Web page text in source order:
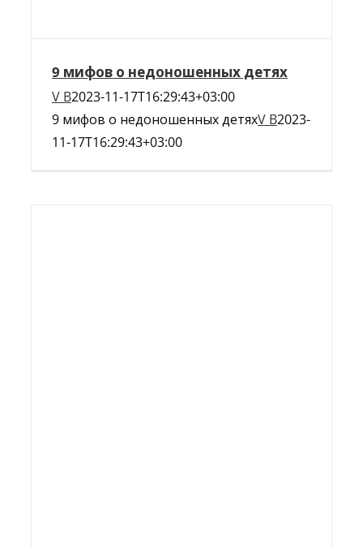
9 мифов о недоношенных детях
V B2023-11-17T16:29:43+03:00
9 мифов о недоношенных детяхV B2023-
11-17T16:29:43+03:00